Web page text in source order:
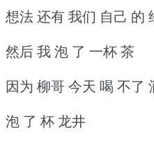
想法 还有 我们 自己 的
然后 我 泡 了 一杯 茶
因为 柳哥 今天 喝 不了
泡 了 杯 龙井